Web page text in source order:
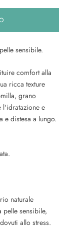
sensibile.
comfort alla
ricca texture
grano
l'idratazione e
e distesa a lungo.
naturale
sensibile,
allo stress.